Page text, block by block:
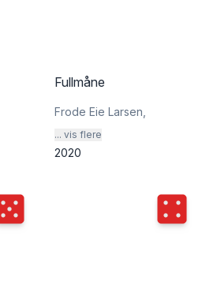
Fullmåne
Frode Eie Larsen
... vis flere
2020
Terningkast